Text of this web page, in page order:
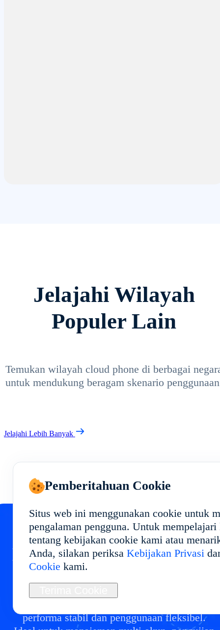
Jelajahi Wilayah
Populer Lain
Temukan wilayah cloud phone di berbagai
untuk mendukung beragam skenario
Jelajahi Lebih Banyak
Mulai Cloud Phone Anda
performa stabil dan penggunaan fleksibel.
Pemberitahuan Cookie
Situs web ini menggunakan cookie untuk
pengalaman pengguna. Untuk
tentang kebijakan cookie kami atau
Anda, silakan periksa Kebijakan Privasi
Cookie kami.